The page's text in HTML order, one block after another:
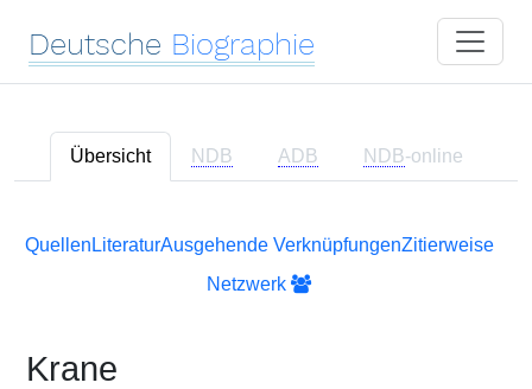
Deutsche Biographie
Übersicht NDB ADB NDB-online
Quellen LiteraturAusgehende VerknüpfungenZitierweise
Netzwerk
Krane